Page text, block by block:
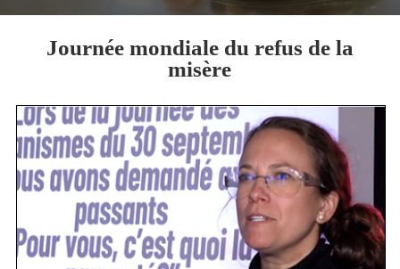
Journée mondiale du refus de la
misère